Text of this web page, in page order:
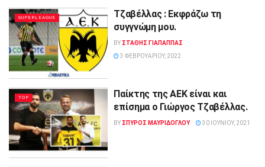
SUPERLEAGUE
Τζαβέλλας : Εκφράζω τη
συγγνώμη μου.
BY ΣΤΑΘΗΣ ΓΊΑΠΑΠΠΑΣ
3 ΦΕΒΡΟΥΑΡΊΟΥ, 2022
TOP
Παίκτης της ΑΕΚ είναι και
επίσημα ο Γιώργος Τζαβέλλας.
BY ΣΠΥΡΟΣ ΜΑΥΡΙΔΟΓΛΟΥ 30 ΙΟΥΝΊΟΥ, 2021